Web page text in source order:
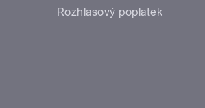
Rozhlasový poplatek